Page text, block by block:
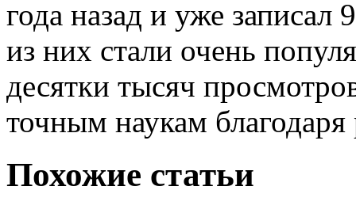
года назад и уже записал
из них стали очень
десятки тысяч
точным наукам благодаря
Похожие статьи